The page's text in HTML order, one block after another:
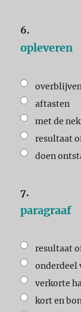
6.
opleveren
overblijven
aftasten
met de
resultaat
doen
7.
paragraaf
resultaat
onderdeel
verkorte
kort en